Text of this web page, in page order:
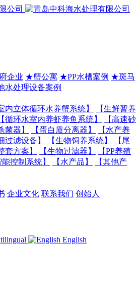
企业 ★蟹公寓 ★PP水槽案例 ★斑马
水处理设备案例
内立体循环水养蟹系统】
【生鲜暂养
【循环水室内养虾养鱼系统】
【高速砂
菌器】 【蛋白质分离器】
【水产养
过滤设备】 【生物饲养系统】
【尾
套方案】 【生物过滤器】
【PP养殖
能控制系统】 【水产品】
【其他产
企业文化 联系我们 创始人
English